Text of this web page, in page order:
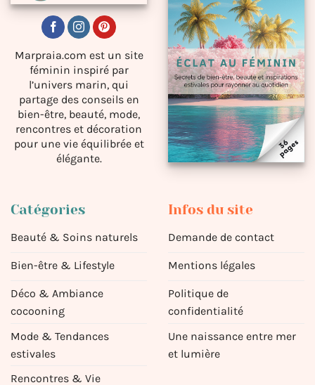
Marpraia.com est un site
féminin inspiré par
l’univers marin, qui
partage des conseils en
bien-être, beauté, mode,
rencontres et décoration
pour une vie équilibrée et
élégante.
Catégories
Beauté & Soins naturels
Bien-être & Lifestyle
Déco & Ambiance
cocooning
Mode & Tendances
estivales
Rencontres & Vie
Infos du site
Demande de contact
Mentions légales
Politique de
confidentialité
Une naissance entre mer
et lumière